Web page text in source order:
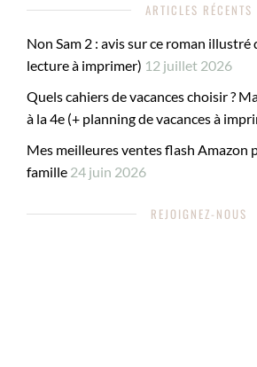
ARTICLES RÉCENTS
Non Sam 2 : avis sur ce roman illustré
lecture à imprimer) 12 juillet 2026
Quels cahiers de vacances choisir ?
à la 4e (+ planning de vacances à
Mes meilleures ventes flash Amazon
famille 24 juin 2026
REJOIGNEZ-NOUS